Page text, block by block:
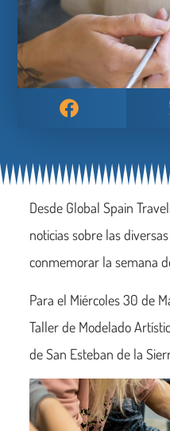
Desde Global Spain
noticias sobre las
conmemorar la semana
Para el Miércoles 30 de
Taller de Modelado
de San Esteban de la